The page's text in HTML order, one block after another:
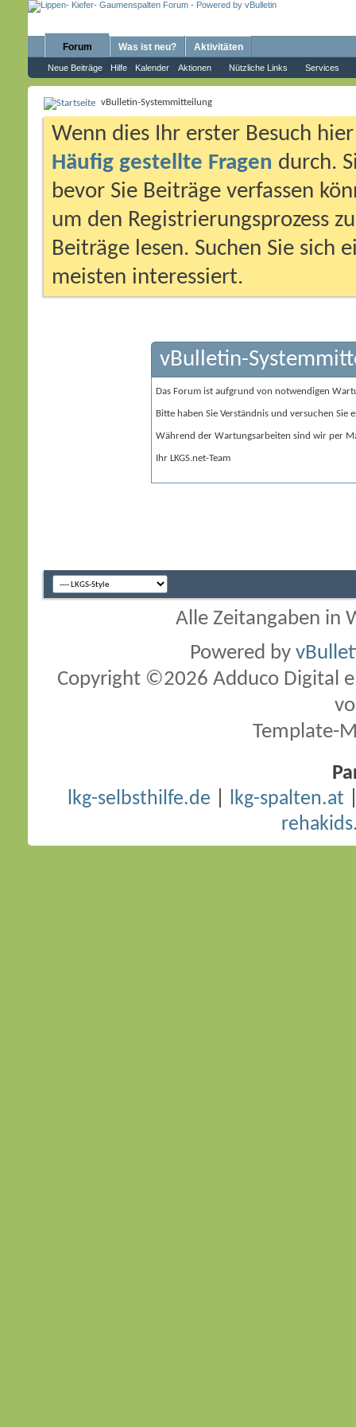
Forum
Neue Beiträge Hilfe Kalender Aktionen Nützliche Links Services
Was ist neu? Aktivitäten
vBulletin-Systemmitteilung
Wenn dies Ihr erster Besuch
Häufig gestellte Fragen durch.
bevor Sie Beiträge verfassen
um den Registrierungsprozess
Beiträge lesen. Suchen Sie sich
meisten interessiert.
vBulletin-
Das Forum ist aufgrund von notwendigen
Bitte haben Sie Verständnis und versuchen Sie
Während der Wartungsarbeiten sind wir per
Ihr LKGS.net-Team
Alle Zeitangaben in
Powered by
Copyright ©2026 Adduco Digital
Template-
lkg-selbsthilfe.de
lkg-spalten.at